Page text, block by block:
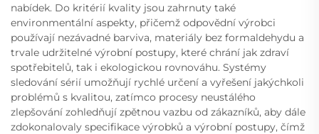
nabídek. Do kritérií kvality jsou zahrnuty také
environmentální aspekty, přičemž odpovědní výrobci
používají nezávadné barviva, materiály bez formaldehydu a
trvale udržitelné výrobní postupy, které chrání jak zdraví
spotřebitelů, tak i ekologickou rovnováhu. Systémy
sledování sérií umožňují rychlé určení a vyřešení jakýchkoli
problémů s kvalitou, zatímco procesy neustálého
zlepšování zohledňují zpětnou vazbu od zákazníků, aby dále
zdokonalovaly specifikace výrobků a výrobní postupy, čímž